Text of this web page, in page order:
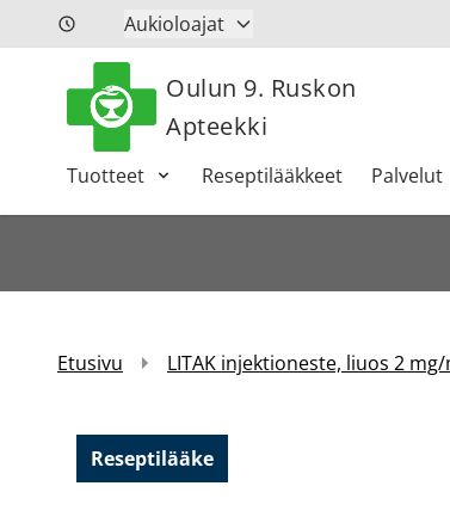
Siirry sisältöönAukioloajat
Oulun 9. Ruskon
Apteekki
Tuotteet Reseptilääkkeet Palvelut
Etusivu LITAK injektioneste, liuos 2
Reseptilääke